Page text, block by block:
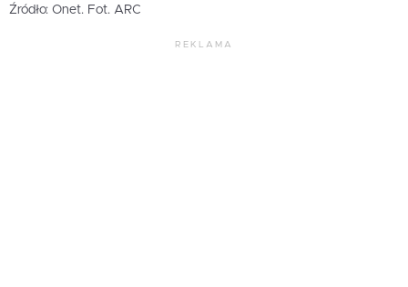
Źródło: Onet. Fot. ARC
REKLAMA